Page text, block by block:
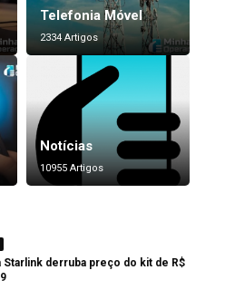
Telefonia Móvel
2334 Artigos
Notícias
10955 Artigos
Starlink derruba preço do kit de R$